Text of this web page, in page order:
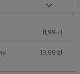
11,99 zł
13,99 zł